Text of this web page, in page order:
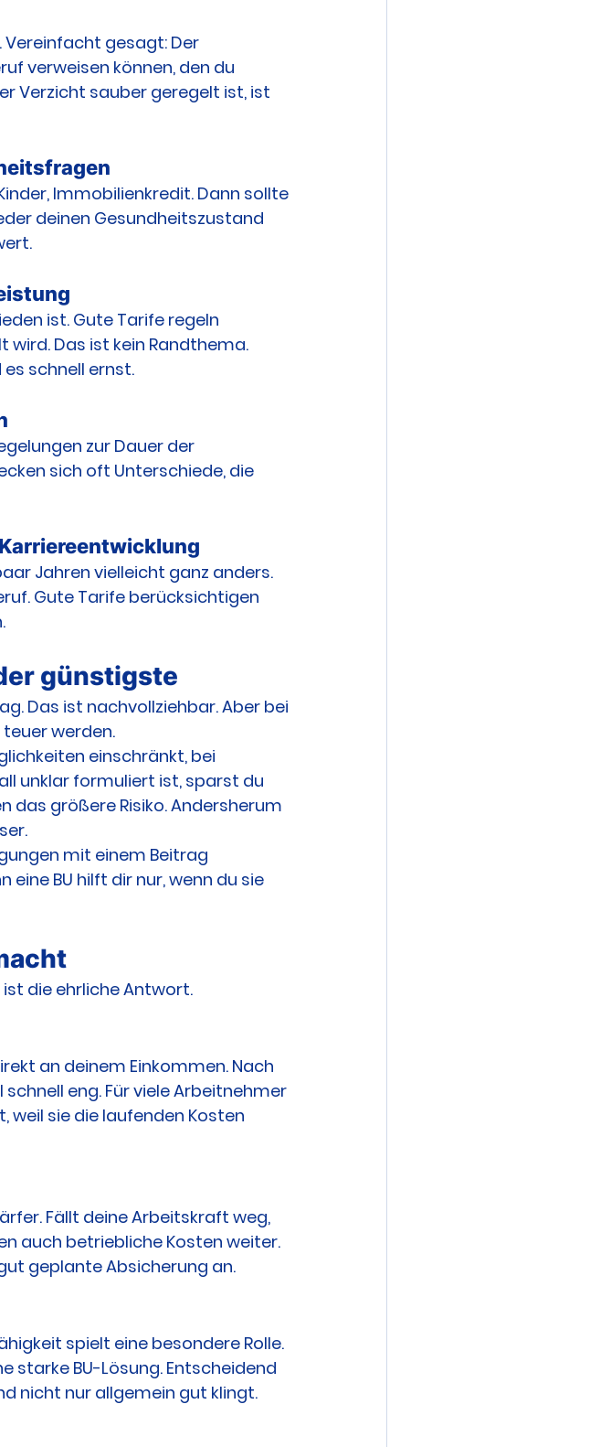
gesagt: Der
verweisen können, den du
Verzicht sauber geregelt ist, ist
Immobilienkredit. Dann sollte
deinen Gesundheitszustand
ist. Gute Tarife regeln
wird. Das ist kein Randthema.
schnell ernst.
zur Dauer der
sich oft Unterschiede, die
Jahren vielleicht ganz anders.
Gute Tarife berücksichtigen
günstigste
Das ist nachvollziehbar. Aber bei
werden.
einschränkt, bei
unklar formuliert ist, sparst du
das größere Risiko. Andersherum
mit einem Beitrag
BU hilft dir nur, wenn du sie
die ehrliche Antwort.
an deinem Einkommen. Nach
eng. Für viele Arbeitnehmer
weil sie die laufenden Kosten
Fällt deine Arbeitskraft weg,
auch betriebliche Kosten weiter.
geplante Absicherung an.
spielt eine besondere Rolle.
starke BU-Lösung. Entscheidend
nicht nur allgemein gut klingt.